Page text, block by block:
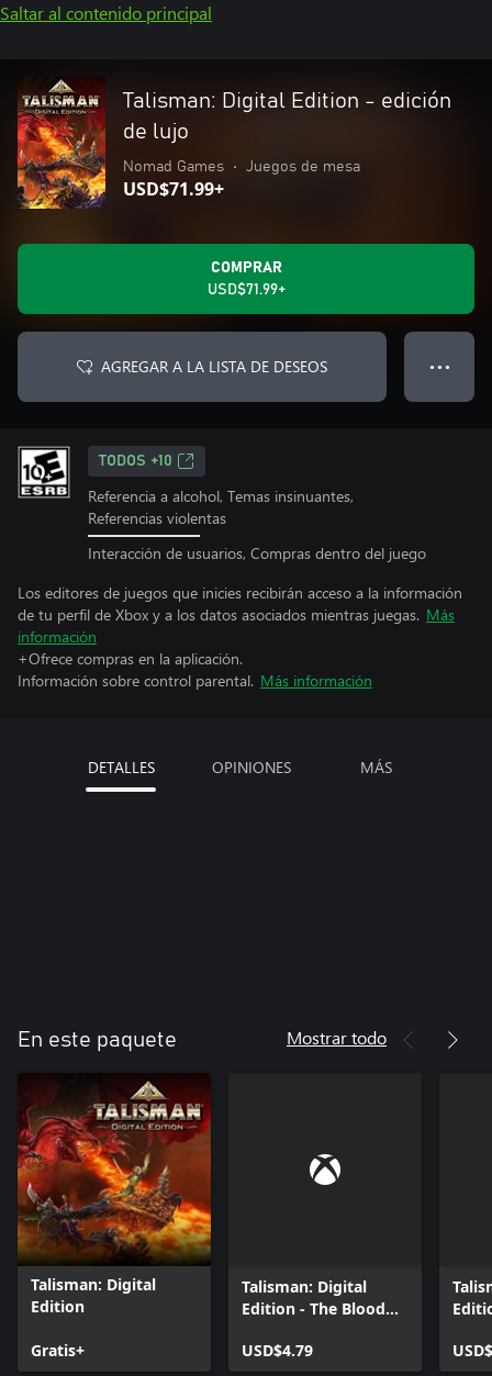
Saltar al contenido principal
Talisman: Digital Edition - edición
de lujo
Nomad Games • Juegos de mesa
USD$71.99+
COMPRAR
USD$71.99+
AGREGAR A LA LISTA DE DESEOS ● ● ●
TODOS +10
Referencia a alcohol, Temas insinuantes,
Referencias violentas
Interacción de usuarios, Compras dentro del juego
Los editores de juegos que inicies recibirán acceso a la información
de tu perfil de Xbox y a los datos asociados mientras juegas. Más
información
+Ofrece compras en la aplicación.
Información sobre control parental. Más información
DETALLES OPINIONES MÁS
En este paquete Mostrar todo
Talisman: Digital
Edition
Gratis+
Talisman: Digital
Edition - The Blood
USD$4.79